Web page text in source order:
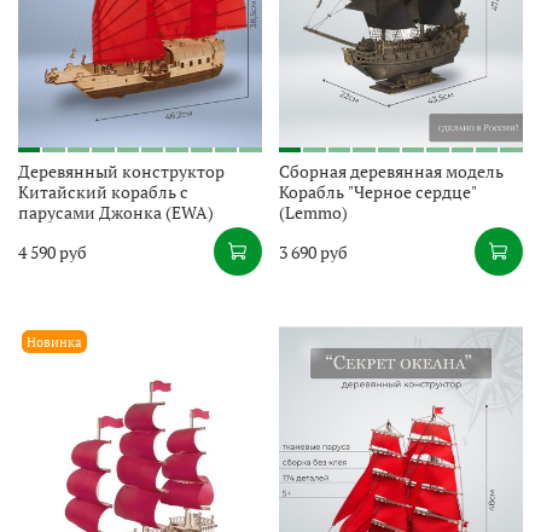
Деревянный конструктор
Китайский корабль c
парусами Джонка (EWA)
4 590 руб
Сборная деревянная модель
Корабль "Черное сердце"
(Lemmo)
3 690 руб
Новинка